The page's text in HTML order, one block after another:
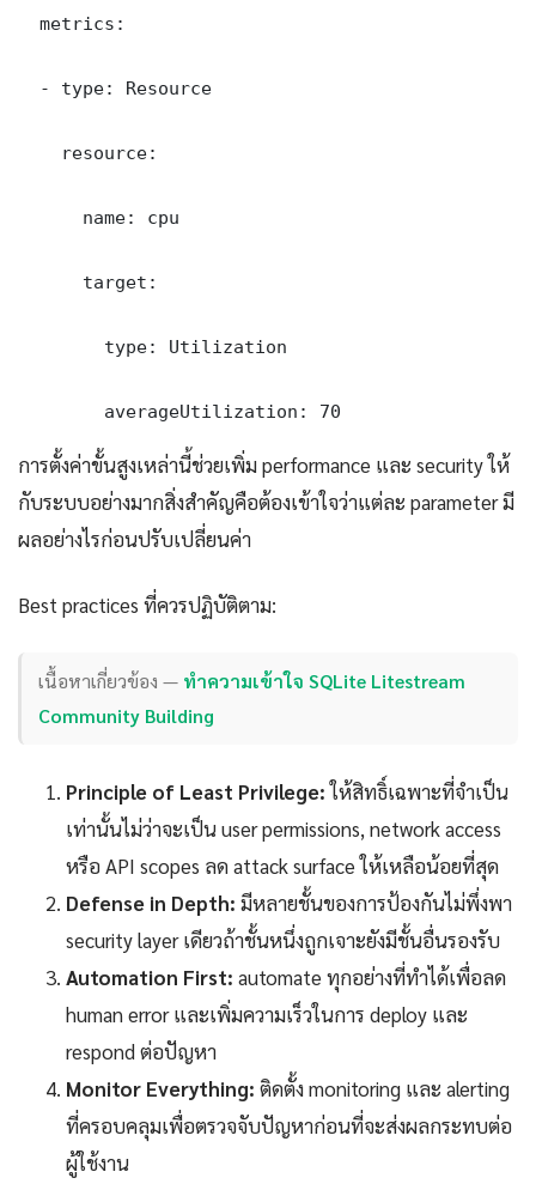
  metrics:
  - type: Resource
    resource:
      name: cpu
      target:
        type: Utilization
        averageUtilization: 70
การตั้งค่าขั้นสูงเหล่านี้ช่วยเพิ่ม performance และ security ให้
กับระบบอย่างมากสิ่งสำคัญคือต้องเข้าใจว่าแต่ละ parameter มี
ผลอย่างไรก่อนปรับเปลี่ยนค่า
Best practices ที่ควรปฏิบัติตาม:
เนื้อหาเกี่ยวข้อง — ทำความเข้าใจ SQLite Litestream
Community Building
Principle of Least Privilege:ให้สิทธิ์เฉพาะที่จำเป็น
เท่านั้นไม่ว่าจะเป็น user permissions, network access
หรือ API scopes ลด attack surface ให้เหลือน้อยที่สุด
Defense in Depth: มีหลายชั้นของการป้องกันไม่พึ่งพา
security layer เดียวถ้าชั้นหนึ่งถูกเจาะยังมีชั้นอื่นรองรับ
Automation First: automate ทุกอย่างที่ทำได้เพื่อลด
human error และเพิ่มความเร็วในการ deploy และ
respond ต่อปัญหา
Monitor Everything: ติดตั้ง monitoring และ alerting
ที่ครอบคลุมเพื่อตรวจจับปัญหาก่อนที่จะส่งผลกระทบต่อ
ผู้ใช้งาน